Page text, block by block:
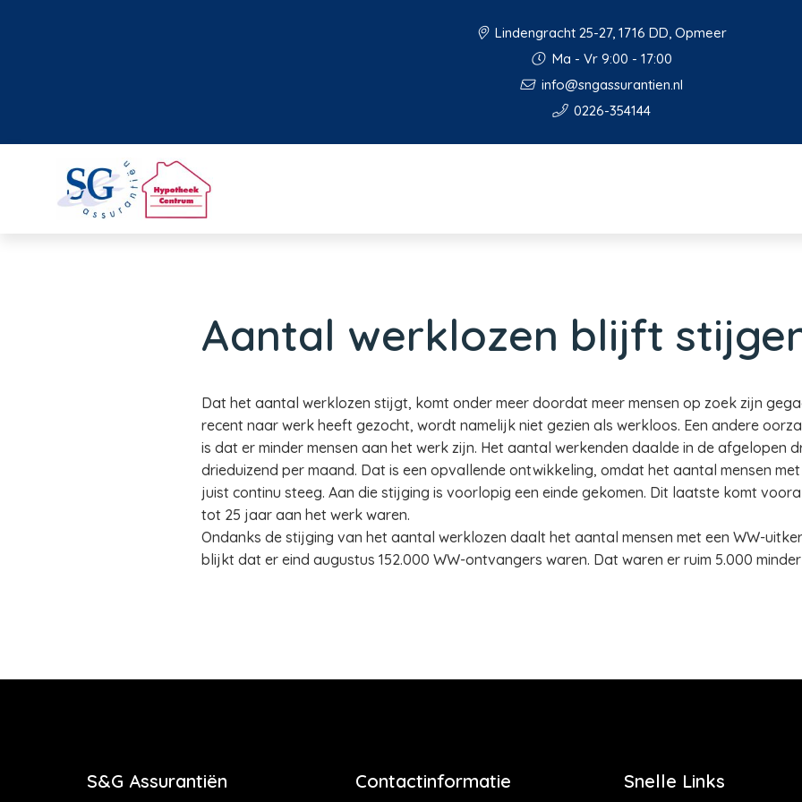
Lindengracht 25-27, 1716 DD, Opmeer
Ma - Vr 9:00 - 17:00
info@sngassurantien.nl
0226-354144
Aantal werklozen blijft
Dat het aantal werklozen stijgt, komt onder meer doordat meer mensen op zoek zijn
recent naar werk heeft gezocht, wordt namelijk niet gezien als werkloos. Een andere
is dat er minder mensen aan het werk zijn. Het aantal werkenden daalde in de afgelopen
drieduizend per maand. Dat is een opvallende ontwikkeling, omdat het aantal mensen
juist continu steeg. Aan die stijging is voorlopig een einde gekomen. Dit laatste komt
tot 25 jaar aan het werk waren.
Ondanks de stijging van het aantal werklozen daalt het aantal mensen met een WW-
blijkt dat er eind augustus 152.000 WW-ontvangers waren. Dat waren er ruim 5.000
S&G Assurantiën Contactinformatie Snelle Links